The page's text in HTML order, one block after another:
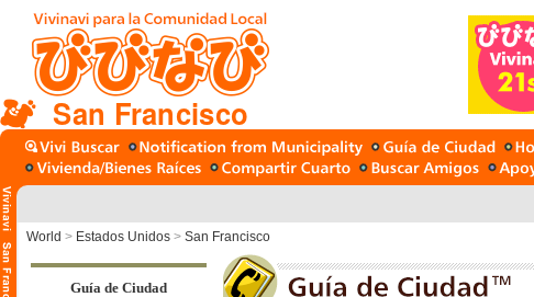
San Francisco
World > Estados Unidos > San Francisco
Guía de Ciudad